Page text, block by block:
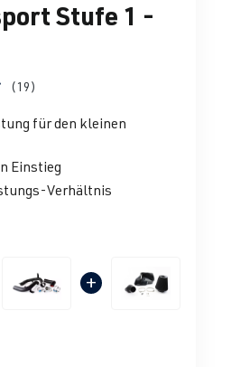
Stufe 1 -
(19)
für den kleinen
Einstieg
Verhältnis
+